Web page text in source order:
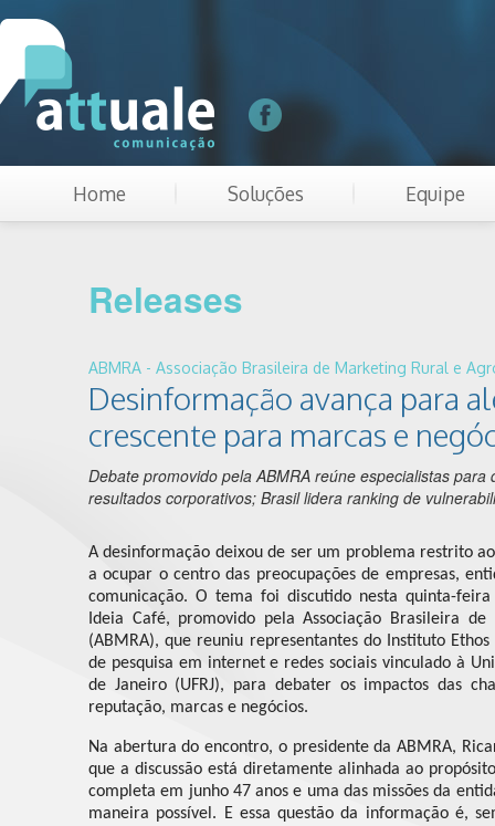
Home Soluções Equipe
Releases
ABMRA - Associação Brasileira de Marketing Rural e
Desinformação avança para
crescente para marcas e
Debate promovido pela ABMRA reúne especialistas
resultados corporativos; Brasil lidera ranking de
A desinformação deixou de ser um problema restrito
a ocupar o centro das preocupações de empresas,
comunicação. O tema foi discutido nesta quinta-
Ideia Café, promovido pela Associação Brasileira
(ABMRA), que reuniu representantes do Instituto
de pesquisa em internet e redes sociais vinculado à
de Janeiro (UFRJ), para debater os impactos das
reputação, marcas e negócios.
Na abertura do encontro, o presidente da ABMRA,
que a discussão está diretamente alinhada ao
completa em junho 47 anos e uma das missões da
maneira possível. E essa questão da informação é,